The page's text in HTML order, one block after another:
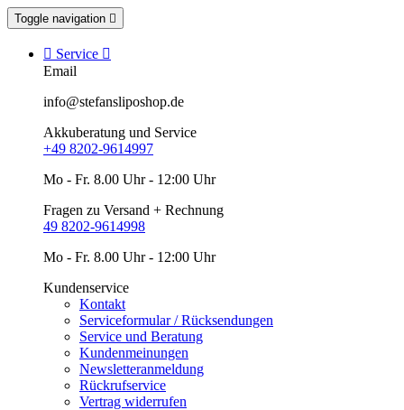
Toggle navigation 
 Service 
Email
info@stefansliposhop.de
Akkuberatung und Service
+49 8202-9614997
Mo - Fr. 8.00 Uhr - 12:00 Uhr
Fragen zu Versand + Rechnung
49 8202-9614998
Mo - Fr. 8.00 Uhr - 12:00 Uhr
Kundenservice
Kontakt
Serviceformular / Rücksendungen
Service und Beratung
Kundenmeinungen
Newsletteranmeldung
Rückrufservice
Vertrag widerrufen